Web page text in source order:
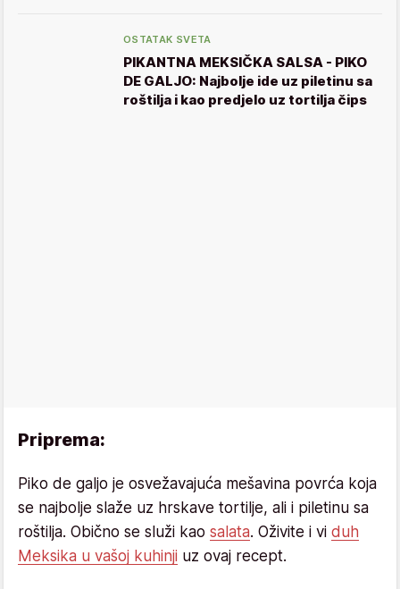
OSTATAK SVETA
PIKANTNA MEKSIČKA SALSA - PIKO
DE GALJO: Najbolje ide uz piletinu sa
roštilja i kao predjelo uz tortilja čips
Priprema:
Piko de galjo je osvežavajuća mešavina povrća koja
se najbolje slaže uz hrskave tortilje, ali i piletinu sa
roštilja. Obično se služi kao salata. Oživite i vi duh
Meksika u vašoj kuhinji uz ovaj recept.